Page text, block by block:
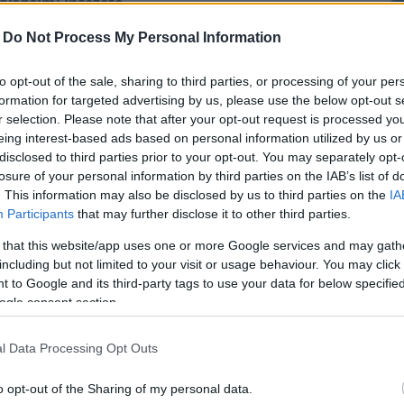
Do Not Process My Personal Information
opt-out of the sale, sharing to third parties, or processing of your
for targeted advertising by us, please use the below opt-out
selection. Please note that after your opt-out request is processed
interest-based ads based on personal information utilized by us
to third parties prior to your opt-out. You may separately
of your personal information by third parties on the IAB’s list of
This information may also be disclosed by us to third parties on the
Participants that may further disclose it to other third parties.
that this website/app uses one or more Google services and may
but not limited to your visit or usage behaviour. You may
to Google and its third-party tags to use your data for below
consent section.
Data Processing Opt Outs
opt-out of the Sharing of my personal data.
azt írta, naponta több bejelentés
e-mailben, hanem SMS-ben, sőt, élő
ügyfeleivel, az adathalászok pedig ezt
szerezni. A NAV nevében írt adó-visszatérítés
nyelvi fordulatokat tartalmaznak - például
tökéletesen alkalmas megnevezéseket -
egy linket is tartalmaznak, ami a gyanútlan
űrlapon a csalók általában az ügyfélkapus
található háromjegyű szám, az úgynevezett
bankkártyája adatait, számolnia kell azzal, hogy
a megfelelő oldalon (nav.gov.hu, magyarorszag.hu)
amelyek arculati elemeikben is